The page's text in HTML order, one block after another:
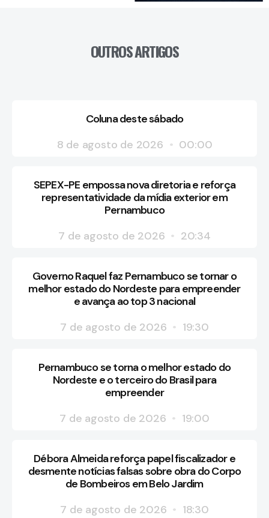
OUTROS ARTIGOS
Coluna deste sábado
8 de agosto de 2026
00:00
SEPEX-PE empossa nova diretoria e reforça
representatividade da mídia exterior em
Pernambuco
7 de agosto de 2026
20:34
Governo Raquel faz Pernambuco se tornar o
melhor estado do Nordeste para empreender
e avança ao top 3 nacional
7 de agosto de 2026
19:30
Pernambuco se torna o melhor estado do
Nordeste e o terceiro do Brasil para
empreender
7 de agosto de 2026
19:00
Débora Almeida reforça papel fiscalizador e
desmente notícias falsas sobre obra do Corpo
de Bombeiros em Belo Jardim
7 de agosto de 2026
18:30